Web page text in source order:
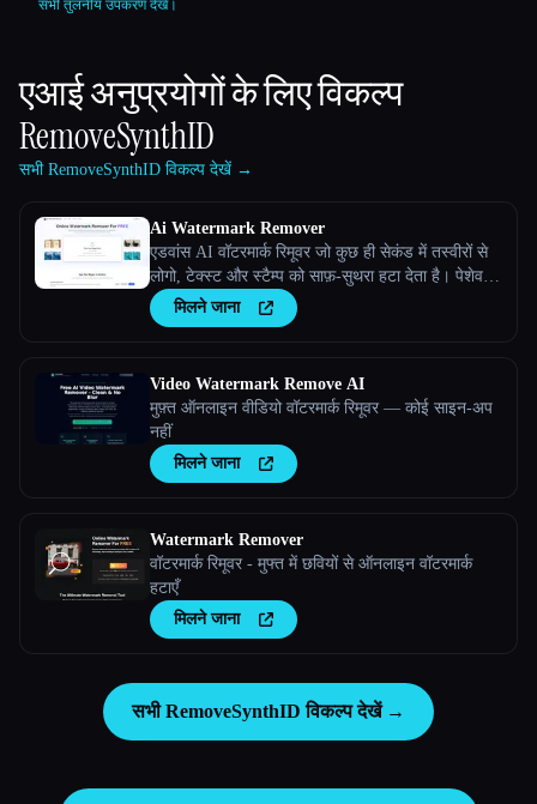
सभी तुलनीय उपकरण देखें।
एआई अनुप्रयोगों के लिए विकल्प
RemoveSynthID
सभी RemoveSynthID विकल्प देखें →
Ai Watermark Remover
एडवांस AI वॉटरमार्क रिमूवर जो कुछ ही सेकंड में तस्वीरों से
लोगो, टेक्स्ट और स्टैम्प को साफ़-सुथरा हटा देता है। पेशेवर
गुणवत्ता वाले परिणामों के साथ इस्तेमाल करने के लिए मुफ़्त है।
मिलने जाना
Video Watermark Remove AI
मुफ़्त ऑनलाइन वीडियो वॉटरमार्क रिमूवर — कोई साइन-अप
नहीं
मिलने जाना
Watermark Remover
वॉटरमार्क रिमूवर - मुफ्त में छवियों से ऑनलाइन वॉटरमार्क
हटाएँ
मिलने जाना
सभी RemoveSynthID विकल्प देखें →